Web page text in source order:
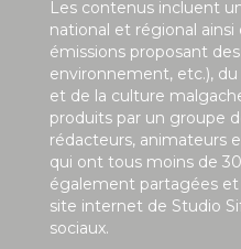
Les contenus incluent
national et régional
émissions proposant des
environnement, etc.), du
et de la culture
produits par un groupe
rédacteurs, animateurs
qui ont tous moins de
également partagées
site internet de Studio
sociaux.